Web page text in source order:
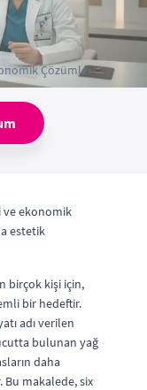
Çözümler
ve ekonomik
estetik
birçok kişi için,
bir hedeftir.
adı verilen
bulunan yağ
daha
makalede, six